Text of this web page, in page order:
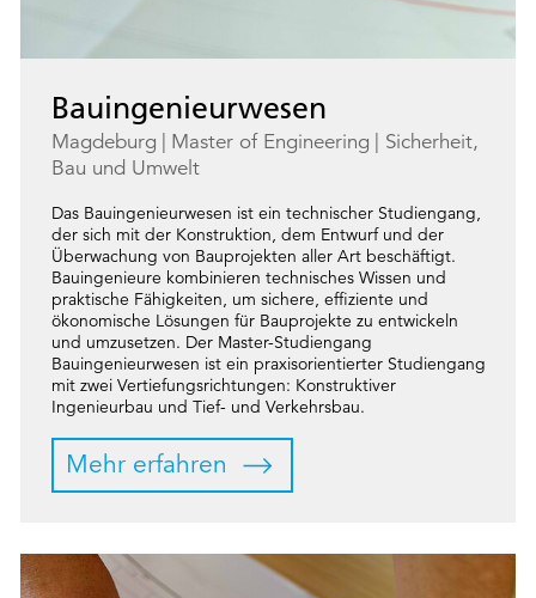
Bauingenieurwesen
Magdeburg Master of Engineering
Sicherheit,
Bau und Umwelt
Das Bauingenieurwesen ist ein technischer Studiengang,
der sich mit der Konstruktion, dem Entwurf und der
Überwachung von Bauprojekten aller Art beschäftigt.
Bauingenieure kombinieren technisches Wissen und
praktische Fähigkeiten, um sichere, effiziente und
ökonomische Lösungen für Bauprojekte zu entwickeln
und umzusetzen. Der Master-Studiengang
Bauingenieurwesen ist ein praxisorientierter Studiengang
mit zwei Vertiefungsrichtungen: Konstruktiver
Ingenieurbau und Tief- und Verkehrsbau.
Mehr erfahren